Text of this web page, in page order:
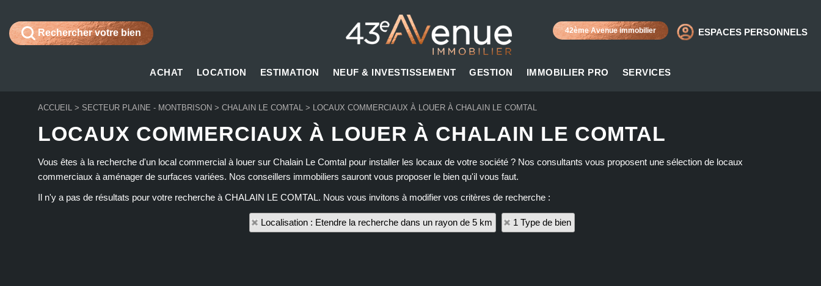
Rechercher votre bien 42ème Avenue immobilier ESPACES PERSONNELS
ACHAT LOCATION ESTIMATION NEUF & INVESTISSEMENT GESTION IMMOBILIER PRO SERVICES
ACCUEIL > SECTEUR PLAINE - MONTBRISON > CHALAIN LE COMTAL > LOCAUX COMMERCIAUX À LOUER À CHALAIN LE COMTAL
LOCAUX COMMERCIAUX À LOUER À CHALAIN LE COMTAL
Vous êtes à la recherche d'un local commercial à louer sur Chalain Le Comtal pour installer les locaux de votre société ? Nos consultants vous proposent une sélection de locaux
commerciaux à aménager de surfaces variées. Nos conseillers immobiliers sauront vous proposer le bien qu'il vous faut.
Il n'y a pas de résultats pour votre recherche à CHALAIN LE COMTAL. Nous vous invitons à modifier vos critères de recherche :
Localisation : Etendre la recherche dans un rayon de 5 km 1 Type de bien